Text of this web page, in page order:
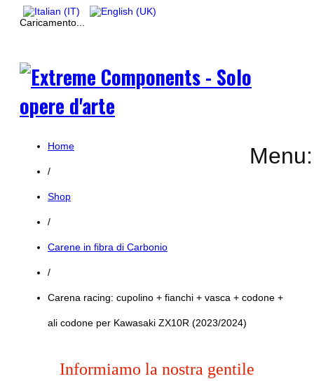
Caricamento...
Menu:
Home
/
Shop
/
Carene in fibra di Carbonio
/
Carena racing: cupolino + fianchi + vasca + codone +
ali codone per Kawasaki ZX10R (2023/2024)
Informiamo la nostra gentile